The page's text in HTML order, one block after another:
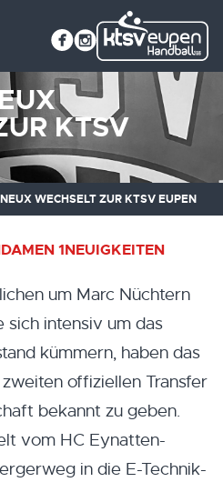
KTSV
WECHSELT ZUR KTSV EUPEN
DAMEN 1NEUIGKEITEN
um Marc Nüchtern
sich intensiv um das
kümmern, haben das
offiziellen Transfer
bekannt zu geben.
vom HC Eynatten-
in die E-Technik-